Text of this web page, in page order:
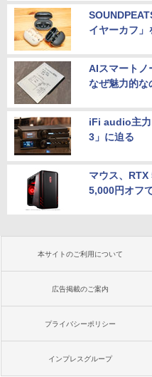
イヤーカフ」
AIスマートノ
なぜ魅力的な
iFi audio主力
3」に迫る
マウス、
5,000円オフ
本サイトのご利用について
広告掲載のご案内
プライバシーポリシー
インプレスグループ